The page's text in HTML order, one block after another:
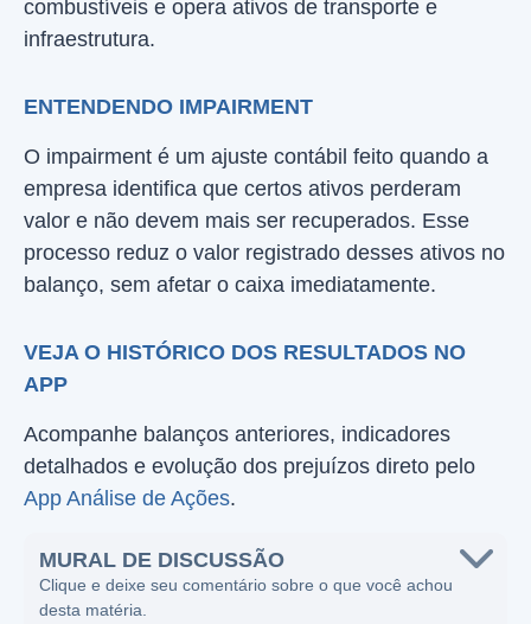
combustíveis e opera ativos de transporte e
infraestrutura.
ENTENDENDO IMPAIRMENT
O impairment é um ajuste contábil feito quando a
empresa identifica que certos ativos perderam
valor e não devem mais ser recuperados. Esse
processo reduz o valor registrado desses ativos no
balanço, sem afetar o caixa imediatamente.
VEJA O HISTÓRICO DOS RESULTADOS NO
APP
Acompanhe balanços anteriores, indicadores
detalhados e evolução dos prejuízos direto pelo
App Análise de Ações.
MURAL DE DISCUSSÃO
Clique e deixe seu comentário sobre o que você achou
desta matéria.